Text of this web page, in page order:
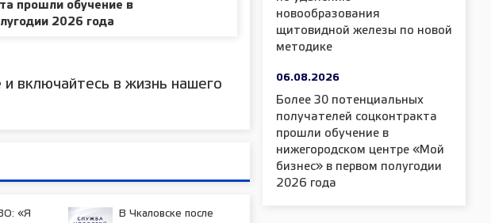
прошли обучение в
2026 года
и включайтесь в жизнь нашего
«Я
В Чкаловске после
новообразования
щитовидной железы по новой
методике
06.08.2026
Более 30 потенциальных
получателей соцконтракта
прошли обучение в
нижегородском центре «Мой
бизнес» в первом полугодии
2026 года